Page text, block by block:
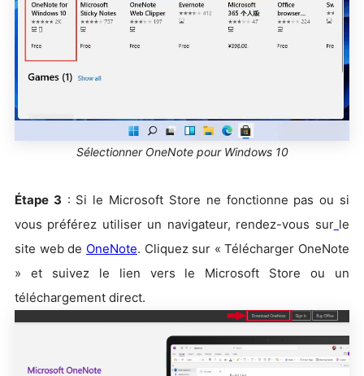
Sélectionner OneNote pour Windows 10
Étape 3 : Si le Microsoft Store ne fonctionne pas ou si
vous préférez utiliser un navigateur, rendez-vous sur le
site web de OneNote. Cliquez sur « Télécharger OneNote
» et suivez le lien vers le Microsoft Store ou un
téléchargement direct.